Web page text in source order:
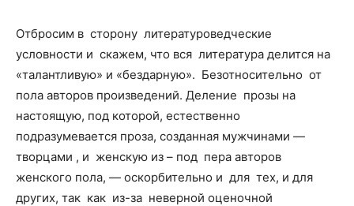
Отбросим в сторону литературоведческие
условности и скажем, что вся литература делится на
«талантливую» и «бездарную». Безотносительно от
пола авторов произведений. Деление прозы на
настоящую, под которой, естественно
подразумевается проза, созданная мужчинами —
творцами , и женскую из – под пера авторов
женского пола, — оскорбительно и для тех, и для
других, так как из-за неверной оценочной